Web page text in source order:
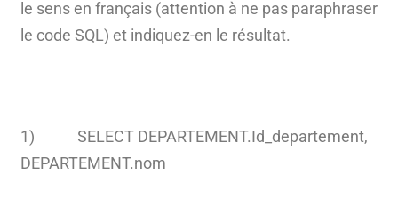
le sens en français (attention à ne pas paraphraser
le code SQL) et indiquez-en le résultat.
1) SELECT DEPARTEMENT.Id_departement,
DEPARTEMENT.nom